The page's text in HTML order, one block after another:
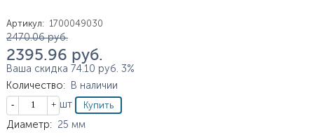
Артикул: 1700049030
Цена
2 470.06 руб.
2 395.96 руб.
Ваша скидка 74.10 руб. 3%
Количество:
В наличии
Кол-во
шт
Характеристики
Диаметр: 25 мм